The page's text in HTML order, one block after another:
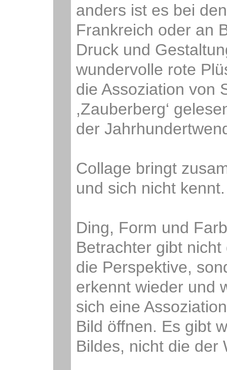
anders ist es bei
Frankreich oder an
Druck und
wundervolle rote
die Assoziation von
,Zauberberg‘
der
Collage bringt
und sich nicht
Ding, Form und
Betrachter gibt
die Perspektive,
erkennt wieder und
sich eine
Bild öffnen. Es gibt
Bildes, nicht die der